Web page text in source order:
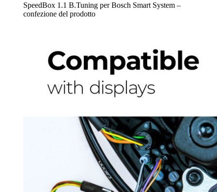
SpeedBox 1.1 B.Tuning per Bosch Smart System –
confezione del prodotto